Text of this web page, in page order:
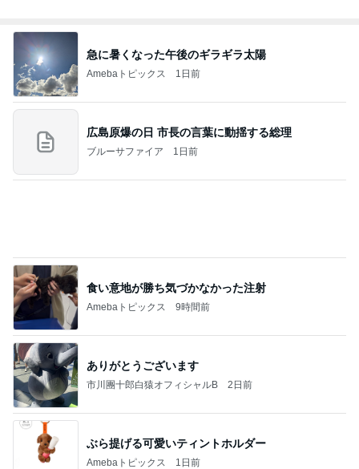
急に暑くなった午後のギラギラ太陽
Amebaトピックス 1日前
広島原爆の日 市長の言葉に動揺する総理
ブルーサファイア 1日前
食い意地が勝ち気づかなかった注射
Amebaトピックス 9時間前
ありがとうございます
市川團十郎白猿オフィシャルB 2日前
ぶら提げる可愛いティントホルダー
Amebaトピックス 1日前